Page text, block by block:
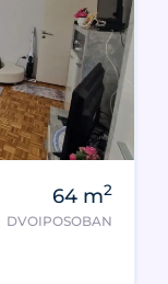
64 m2
DVOIPOSOBAN